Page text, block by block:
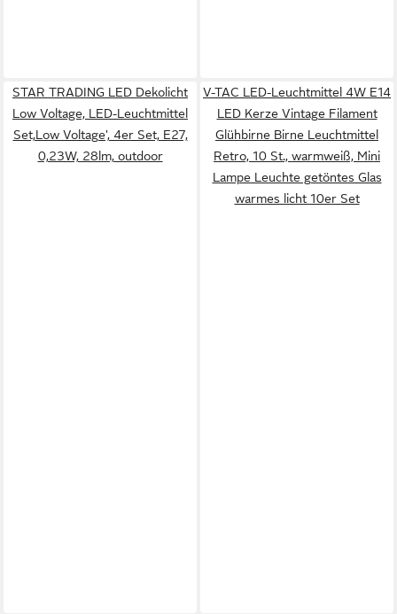
STAR TRADING LED Dekolicht
Low Voltage, LED-Leuchtmittel
Set,Low Voltage', 4er Set, E27,
0,23W, 28lm, outdoor
V-TAC LED-Leuchtmittel 4W E14
LED Kerze Vintage Filament
Glühbirne Birne Leuchtmittel
Retro, 10 St., warmweiß, Mini
Lampe Leuchte getöntes Glas
warmes licht 10er Set